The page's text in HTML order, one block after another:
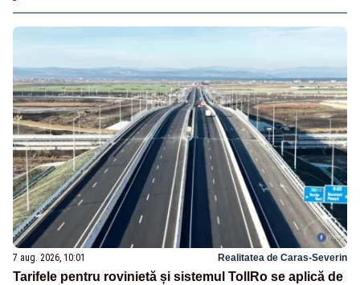
7 aug. 2026, 10:01 Realitatea de Caras-Severin
Tarifele pentru rovinietă și sistemul TollRo se aplică de